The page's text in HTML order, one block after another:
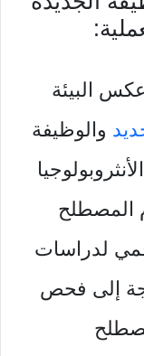
البيئة
والوظيفة
المصطلح
لدراسات
إلى فحص